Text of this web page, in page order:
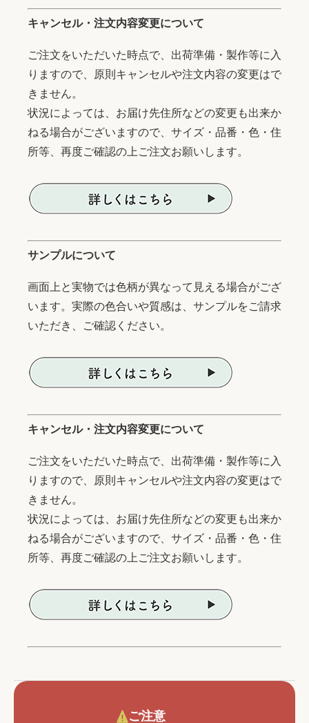
キャンセル・注文内容変更について
ご注文をいただいた時点で、出荷準備・製作等に入
りますので、原則キャンセルや注文内容の変更はで
きません。
状況によっては、お届け先住所などの変更も出来か
ねる場合がございますので、サイズ・品番・色・住
所等、再度ご確認の上ご注文お願いします。
サンプルについて
画面上と実物では色柄が異なって見える場合がござ
います。実際の色合いや質感は、サンプルをご請求
いただき、ご確認ください。
キャンセル・注文内容変更について
ご注文をいただいた時点で、出荷準備・製作等に入
りますので、原則キャンセルや注文内容の変更はで
きません。
状況によっては、お届け先住所などの変更も出来か
ねる場合がございますので、サイズ・品番・色・住
所等、再度ご確認の上ご注文お願いします。
ご注意